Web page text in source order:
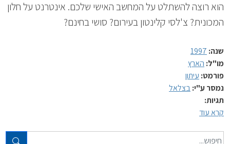
טקסט חופשי...
הוא רוצה להשתלט על המחשב האישי שלכם. אינטרנט על חלון
המכונית? צ'לסי קלינטון בעירום? סושי בחינם?
שנה: 1997
מו"ל: הארץ
פורמט: עיתון
נמסר ע"י:בצלאל
תגיות:
קרא עוד